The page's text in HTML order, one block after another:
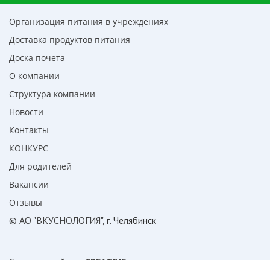
Организация питания в учреждениях
Доставка продуктов питания
Доска почета
О компании
Структура компании
Новости
Контакты
КОНКУРС
Для родителей
Вакансии
Отзывы
© АО "ВКУСНОЛОГИЯ", г. Челябинск